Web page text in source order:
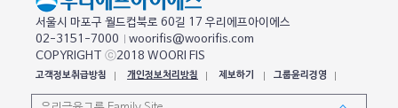
서울시 마포구 월드컵북로 60길 17 우리에프아이에스
02-3151-7000
woorifis@woorifis.com
COPYRIGHT ⓒ2018 WOORI FIS
고객정보취급방침 개인정보처리방침 제보하기 그룹윤리경영